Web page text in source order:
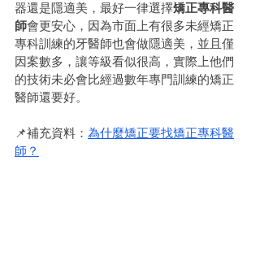
器還是隱適美，最好一律選擇矯正專科醫
師會更安心，因為市面上有很多未經矯正
專科訓練的牙醫師也會做隱適美，並且僅
因案數多，讓等級看似很高，實際上他們
的技術未必會比經過數年專門訓練的矯正
醫師還要好。
📌補充資料： 為什麼矯正要找矯正專科醫
師？